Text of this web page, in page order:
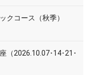
コース（秋季）
（2026.10.07･14･21･